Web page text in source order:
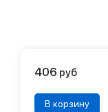
406 руб
В корзину